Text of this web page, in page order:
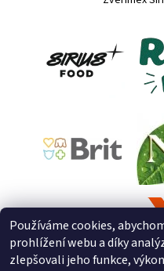
Používáme cookies,
prohlížení webu a díky
zlepšovali jeho funkce,